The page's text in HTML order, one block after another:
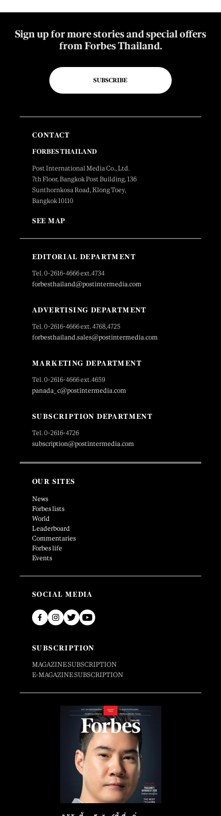
Sign up for more stories and special offers
from Forbes Thailand.
SUBSCRIBE
CONTACT
FORBES THAILAND
Post International Media Co., Ltd.
7th Floor, Bangkok Post Building, 136
Sunthornkosa Road, Klong Toey,
Bangkok 10110
SEE MAP
EDITORIAL DEPARTMENT
Tel. 0-2616-4666 ext.4734
forbesthailand@postintermedia.com
ADVERTISING DEPARTMENT
Tel. 0-2616-4666 ext. 4768,4725
forbesthailand.sales@postintermedia.com
MARKETING DEPARTMENT
Tel. 0-2616-4666 ext.4659
panada_c@postintermedia.com
SUBSCRIPTION DEPARTMENT
Tel. 0-2616-4726
subscription@postintermedia.com
OUR SITES
News
Forbes lists
World
Leaderboard
Commentaries
Forbes life
Events
SOCIAL MEDIA
SUBSCRIPTION
MAGAZINE SUBSCRIPTION
E-MAGAZINE SUBSCRIPTION